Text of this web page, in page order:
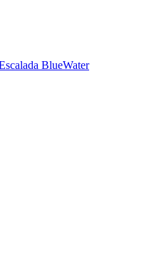
BlueWater